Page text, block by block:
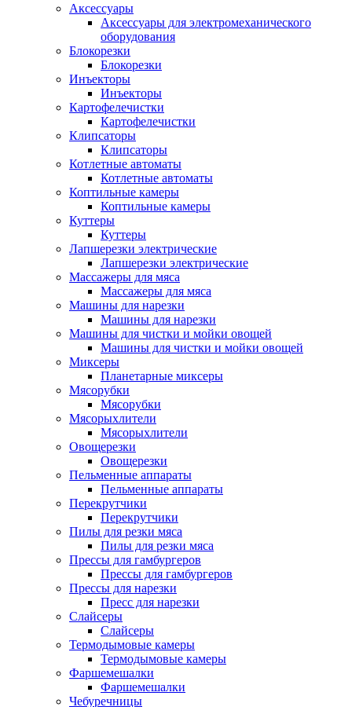
Аксессуары
Аксессуары для электромеханического
оборудования
Блокорезки
Блокорезки
Инъекторы
Инъекторы
Картофелечистки
Картофелечистки
Клипсаторы
Клипсаторы
Котлетные автоматы
Котлетные автоматы
Коптильные камеры
Коптильные камеры
Куттеры
Куттеры
Лапшерезки электрические
Лапшерезки электрические
Массажеры для мяса
Массажеры для мяса
Машины для нарезки
Машины для нарезки
Машины для чистки и мойки овощей
Машины для чистки и мойки овощей
Миксеры
Планетарные миксеры
Мясорубки
Мясорубки
Мясорыхлители
Мясорыхлители
Овощерезки
Овощерезки
Пельменные аппараты
Пельменные аппараты
Перекрутчики
Перекрутчики
Пилы для резки мяса
Пилы для резки мяса
Прессы для гамбургеров
Прессы для гамбургеров
Прессы для нарезки
Пресс для нарезки
Слайсеры
Слайсеры
Термодымовые камеры
Термодымовые камеры
Фаршемешалки
Фаршемешалки
Чебуречницы